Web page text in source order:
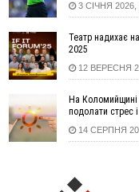
06 Серпня
18:46 ФОТО У Польщі
17:45
Сили оборони
берегової охорони
ВІДЕО Скарби
далеко за межами
16:42
Поблизу
Понад 9 тис.
3 СІЧНЯ 2026,
Театр надихає
2025
12 ВЕРЕСНЯ
На Коломийщині
подолати стрес
14 СЕРПНЯ